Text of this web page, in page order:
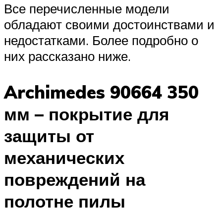
Все перечисленные модели
обладают своими достоинствами и
недостатками. Более подробно о
них рассказано ниже.
Archimedes 90664 350
мм – покрытие для
защиты от
механических
повреждений на
полотне пилы